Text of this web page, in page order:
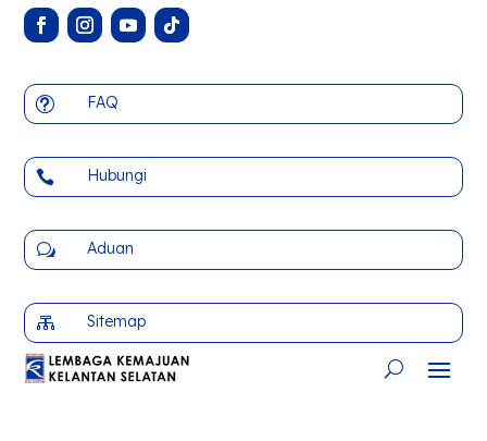
t FAQ
 Hubungi
w Aduan
 Sitemap